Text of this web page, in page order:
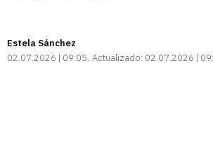
Estela Sánchez
02.07.2026 | 09:05 Actualizado: 02.07.2026 |